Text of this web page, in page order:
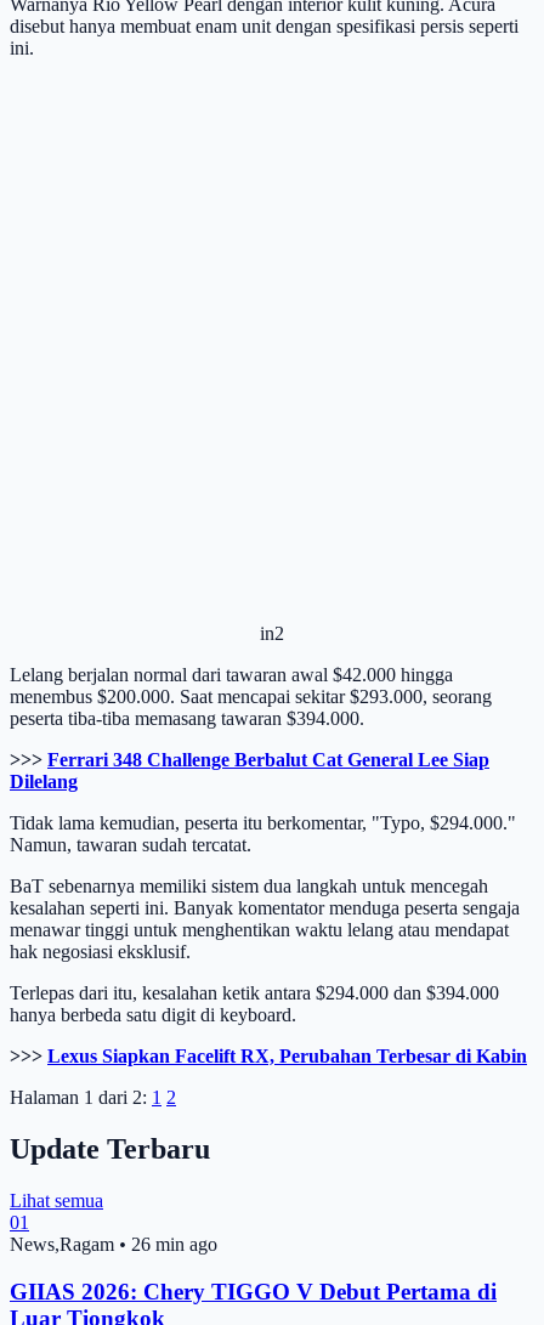
Warnanya Rio Yellow Pearl dengan interior kulit kuning. Acura
disebut hanya membuat enam unit dengan spesifikasi persis seperti
ini.
in2
Lelang berjalan normal dari tawaran awal $42.000 hingga
menembus $200.000. Saat mencapai sekitar $293.000, seorang
peserta tiba-tiba memasang tawaran $394.000.
>>> Ferrari 348 Challenge Berbalut Cat General Lee Siap
Dilelang
Tidak lama kemudian, peserta itu berkomentar, "Typo, $294.000."
Namun, tawaran sudah tercatat.
BaT sebenarnya memiliki sistem dua langkah untuk mencegah
kesalahan seperti ini. Banyak komentator menduga peserta sengaja
menawar tinggi untuk menghentikan waktu lelang atau mendapat
hak negosiasi eksklusif.
Terlepas dari itu, kesalahan ketik antara $294.000 dan $394.000
hanya berbeda satu digit di keyboard.
>>> Lexus Siapkan Facelift RX, Perubahan Terbesar di Kabin
Halaman 1 dari 2: 1 2
Update Terbaru
Lihat semua
01
News,Ragam • 26 min ago
GIIAS 2026: Chery TIGGO V Debut Pertama di
Luar Tiongkok